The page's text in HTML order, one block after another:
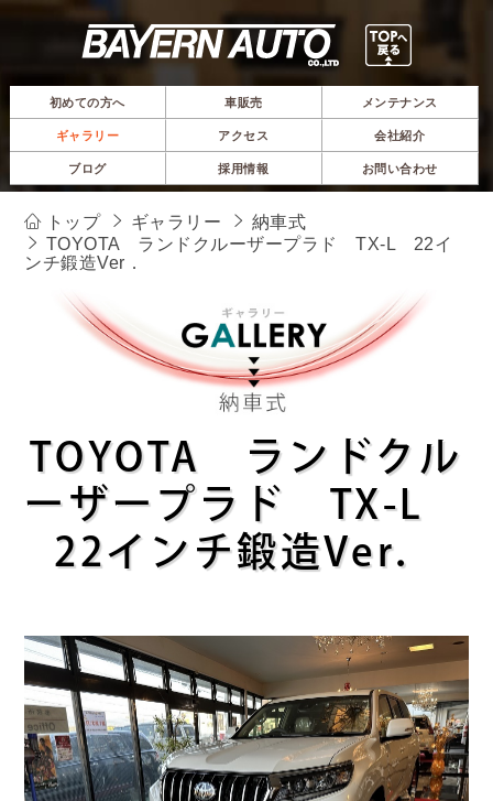
初めての方へ 車販売 メンテナンス
ギャラリー アクセス 会社紹介
ブログ 採用情報 お問い合わせ
トップ ギャラリー
納車式
TOYOTA ランドクルーザープラド TX-L 22イ
ンチ鍛造Ver．
TOYOTA ランドクル
ーザープラド TX-L
22インチ鍛造Ver．